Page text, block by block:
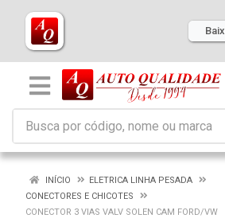
INÍCIO
ELETRICA LINHA PESADA
CONECTORES E CHICOTES
CONECTOR 3 VIAS VALV SOLEN CAM FORD/VW